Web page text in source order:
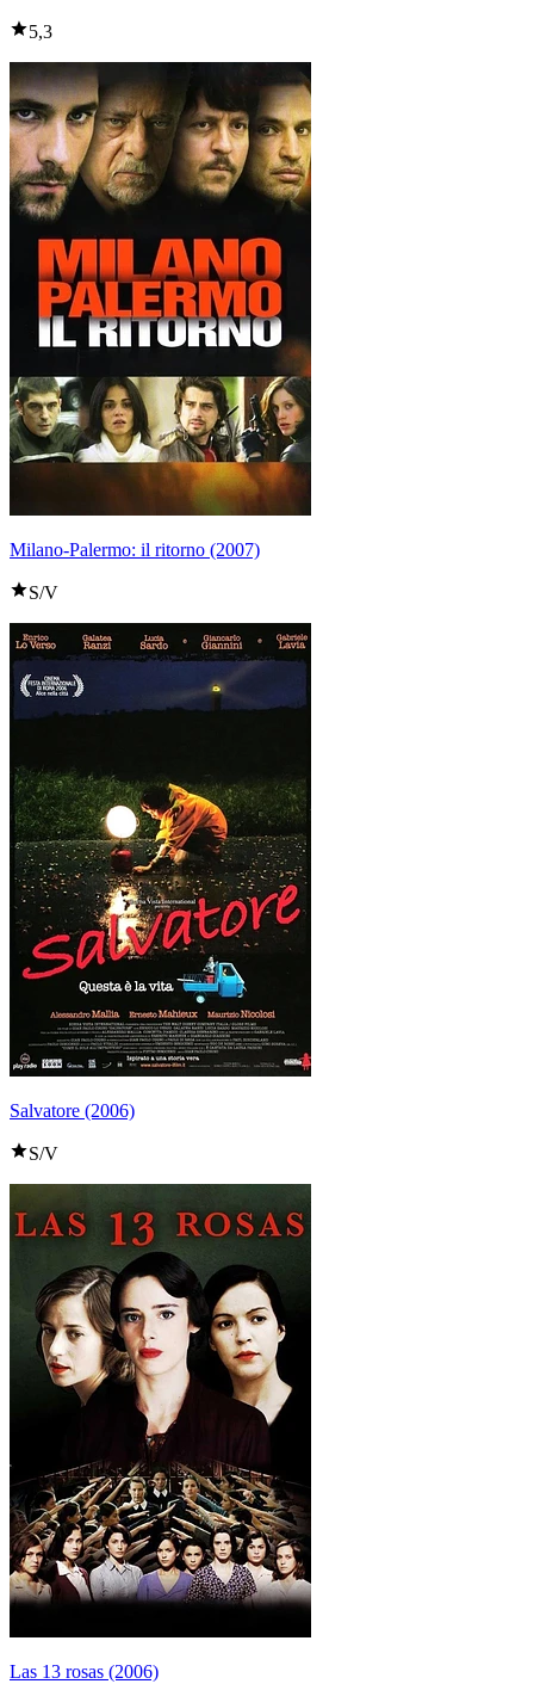
5,3
Milano-Palermo: il ritorno (2007)
S/V
Salvatore (2006)
S/V
Las 13 rosas (2006)